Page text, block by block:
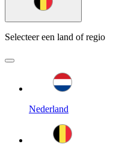
Selecteer een land of regio
Nederland